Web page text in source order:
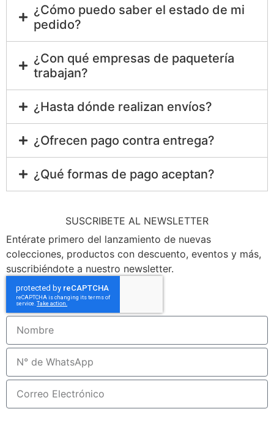
¿Cómo puedo saber el estado de mi
pedido?
¿Con qué empresas de paquetería
trabajan?
¿Hasta dónde realizan envíos?
¿Ofrecen pago contra entrega?
¿Qué formas de pago aceptan?
SUSCRIBETE AL NEWSLETTER
Entérate primero del lanzamiento de nuevas
colecciones, productos con descuento, eventos y más,
suscribiéndote a nuestro newsletter.